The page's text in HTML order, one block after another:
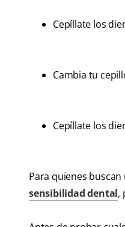
Cepíllate los
Cambia tu
Cepíllate los
Para quienes
sensibilidad dental,